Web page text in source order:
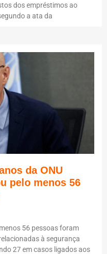
dos empréstimos ao
a ata da
da ONU
pelo menos 56
56 pessoas foram
à segurança
27 em casos ligados aos